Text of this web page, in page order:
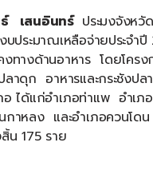
เสนอินทร์ ประมงจังห
บประมาณเหลือจ่ายประจำ
งทางด้านอาหาร โดยโครง
ลาดุก อาหารและกระชังป
อ ได้แก่อำเภอท่าแพ อำเภ
าหลง และอำเภอควนโดน
น 175 ราย